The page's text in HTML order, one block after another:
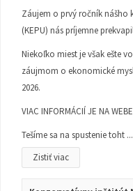
Záujem o prvý ročník nášho
(KEPU) nás príjemne
Niekoľko miest je však ešte
záujmom o ekonomické
2026.
VIAC INFORMÁCIÍ JE NA
Tešíme sa na spustenie toht ...
Zistiť viac